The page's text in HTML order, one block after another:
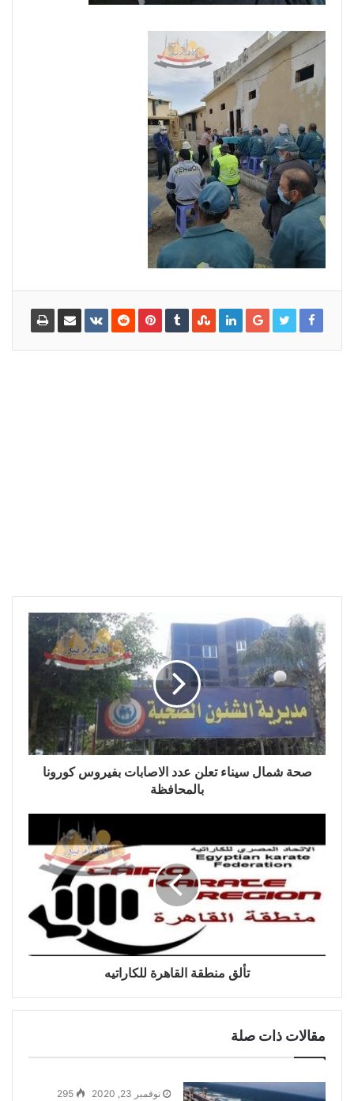
صحة شمال سيناء تعلن عدد الاصابات بفيروس كورونا
بالمحافظة
تألق منطقة القاهرة للكاراتيه
مقالات ذات صلة
نوفمبر 23, 2020 295